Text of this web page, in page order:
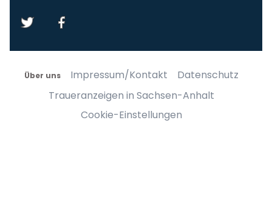
Über uns Impressum/Kontakt
Datenschutz
Traueranzeigen in Sachsen-Anhalt
Cookie-Einstellungen